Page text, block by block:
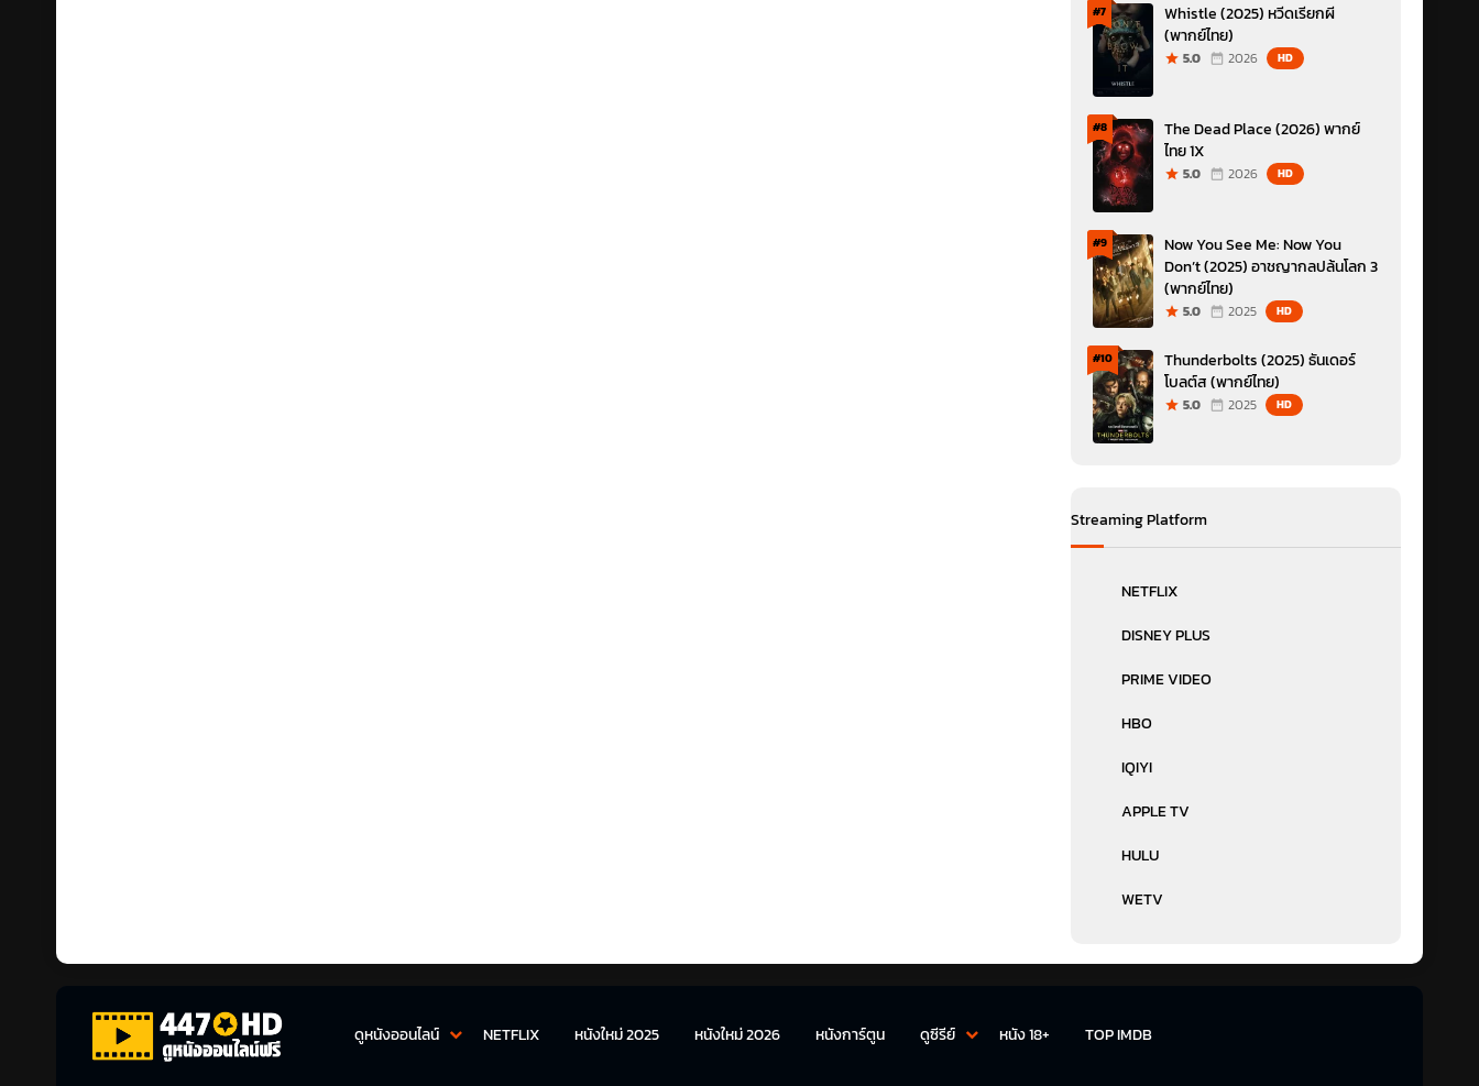
#7
Whistle (2025) หวีดเรียกผี
(พากย์ไทย)
5.0 2026 HD
#8
The Dead Place (2026) พากย์
ไทย 1X
5.0 2026 HD
#9
Now You See Me: Now You
Don’t (2025) อาชญากลปล้นโลก 3
(พากย์ไทย)
5.0 2025 HD
#10
Thunderbolts (2025) ธันเดอร์
โบลต์ส (พากย์ไทย)
5.0 2025 HD
Streaming Platform
NETFLIX
DISNEY PLUS
PRIME VIDEO
HBO
IQIYI
APPLE TV
HULU
WETV
ดูหนังออนไลน์ NETFLIX หนังใหม่ 2025 หนังใหม่ 2026 หนังการ์ตูน ดูซีรีย์ หนัง 18+ TOP IMDB